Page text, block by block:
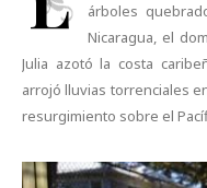
árboles
Nicaragua, el
Julia azotó la costa
arrojó lluvias torrenciales
resurgimiento sobre el